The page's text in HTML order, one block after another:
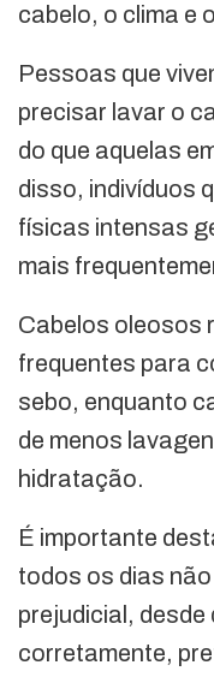
cabelo, o clima e
Pessoas que
precisar lavar o
do que aquelas
disso, indivíduos
físicas intensas
mais
Cabelos oleosos
frequentes para
sebo, enquanto
de menos
hidratação.
É importante
todos os dias
prejudicial,
corretamente,